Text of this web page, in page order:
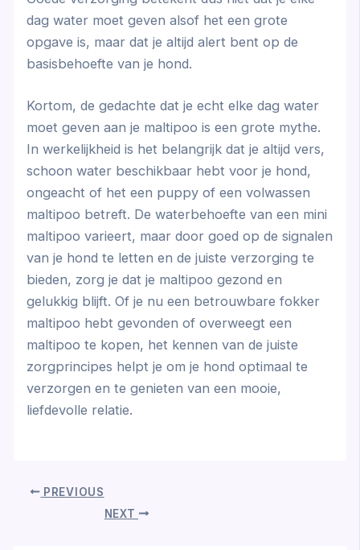
dag water moet geven alsof het een grote
opgave is, maar dat je altijd alert bent op de
basisbehoefte van je hond.
Kortom, de gedachte dat je echt elke dag water
moet geven aan je maltipoo is een grote mythe.
In werkelijkheid is het belangrijk dat je altijd vers,
schoon water beschikbaar hebt voor je hond,
ongeacht of het een puppy of een volwassen
maltipoo betreft. De waterbehoefte van een mini
maltipoo varieert, maar door goed op de signalen
van je hond te letten en de juiste verzorging te
bieden, zorg je dat je maltipoo gezond en
gelukkig blijft. Of je nu een betrouwbare fokker
maltipoo hebt gevonden of overweegt een
maltipoo te kopen, het kennen van de juiste
zorgprincipes helpt je om je hond optimaal te
verzorgen en te genieten van een mooie,
liefdevolle relatie.
PREVIOUS
NEXT